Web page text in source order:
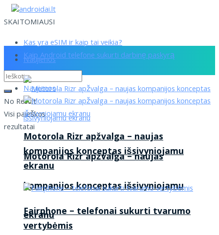
SKAITOMIAUSI
Kas yra eSIM ir kaip tai veikia?
Kaip Android telefone sukurti darbinę paskyrą
No Result
Visi paieškos
rezultatai
Naujienos
Motorola Rizr apžvalga – naujas
kompanijos konceptas išsivyniojamu
ekranu
Naujienos
Motorola Rizr apžvalga – naujas
kompanijos konceptas išsivyniojamu
ekranu
Fairphone – telefonai sukurti tvarumo
vertybėmis